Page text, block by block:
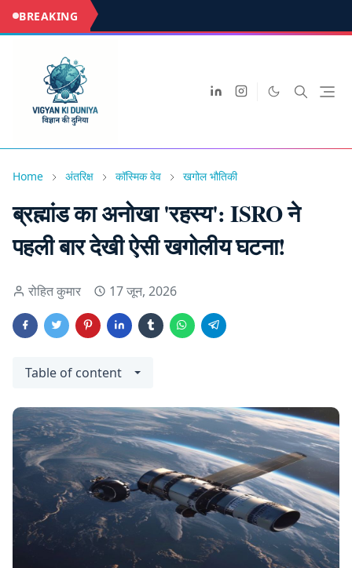
BREAKING
Home अंतरिक्ष कॉस्मिक वेव खगोल भौतिकी
ब्रह्मांड का अनोखा 'रहस्य': ISRO ने
पहली बार देखी ऐसी खगोलीय घटना!
रोहित कुमार 17 जून, 2026
Table of content